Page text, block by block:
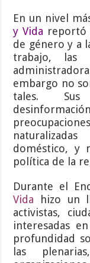
En un nivel
y Vida reportó
de género y a
trabajo, las
embargo no
tales. Sus
doméstico, y
política de la
Durante el
Vida hizo un
activistas,
interesadas
profundidad
las